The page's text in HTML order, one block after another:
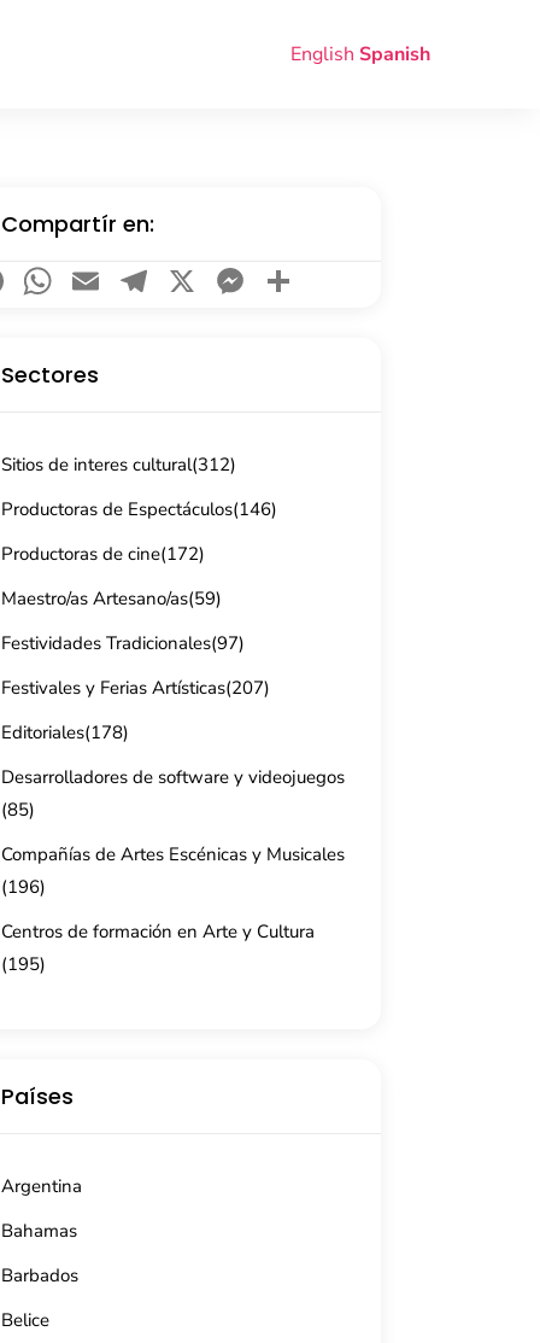
English Spanish
Compartír en:
Facebook
WhatsApp
EmailTelegram
X Messenger
Sectores
Sitios de interes cultural(312)
Productoras de Espectáculos(146)
Productoras de cine(172)
Maestro/as Artesano/as(59)
Festividades Tradicionales(97)
Festivales y Ferias Artísticas(207)
Editoriales(178)
Desarrolladores de software y videojuegos
(85)
Compañías de Artes Escénicas y Musicales
(196)
Centros de formación en Arte y Cultura
(195)
Países
Argentina
Bahamas
Barbados
Belice